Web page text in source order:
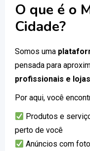
O que é o
Cidade?
Somos uma
pensada para
profissionais e
Por aqui, você
Produtos e
perto de você
Anúncios com